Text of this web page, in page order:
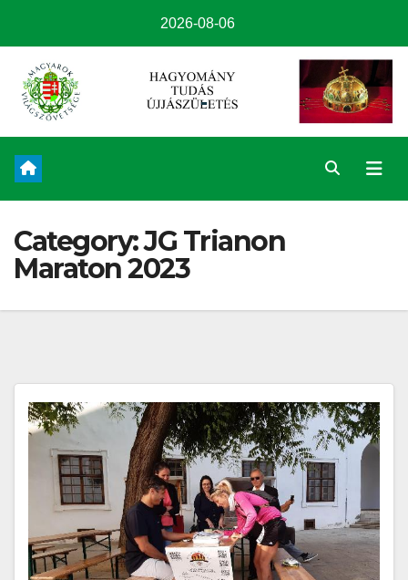
2026-08-06
Category:JG Trianon
Maraton 2023